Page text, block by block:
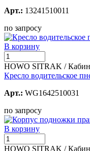
Арт.: 13241510011
по запросу
В корзину
HOWO SITRAK /
Кресло водительское
Арт.: WG1642510031
по запросу
В корзину
HOWO SITRAK /